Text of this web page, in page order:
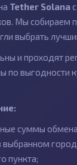
Tether Solana
Мы собираем
выбрать
и проходят
по выгодности
суммы
выбранном
пункта;